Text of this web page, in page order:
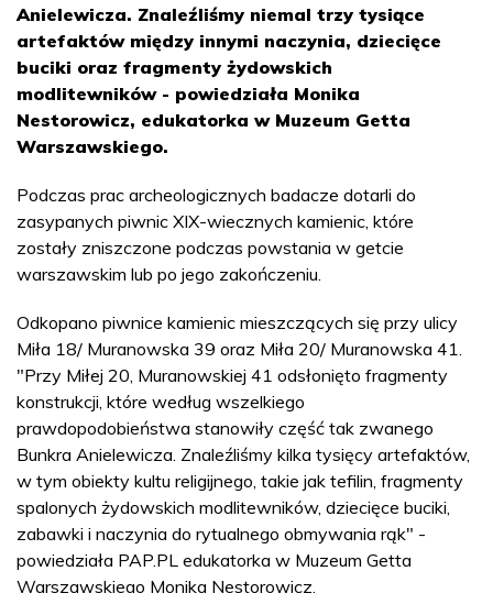
Anielewicza. Znaleźliśmy niemal trzy tysiące
artefaktów między innymi naczynia, dziecięce
buciki oraz fragmenty żydowskich
modlitewników - powiedziała Monika
Nestorowicz, edukatorka w Muzeum Getta
Warszawskiego.
Podczas prac archeologicznych badacze dotarli do
zasypanych piwnic XIX-wiecznych kamienic, które
zostały zniszczone podczas powstania w getcie
warszawskim lub po jego zakończeniu.
Odkopano piwnice kamienic mieszczących się przy ulicy
Miła 18/ Muranowska 39 oraz Miła 20/ Muranowska 41.
"Przy Miłej 20, Muranowskiej 41 odsłonięto fragmenty
konstrukcji, które według wszelkiego
prawdopodobieństwa stanowiły część tak zwanego
Bunkra Anielewicza. Znaleźliśmy kilka tysięcy artefaktów,
w tym obiekty kultu religijnego, takie jak tefilin, fragmenty
spalonych żydowskich modlitewników, dziecięce buciki,
zabawki i naczynia do rytualnego obmywania rąk" -
powiedziała PAP.PL edukatorka w Muzeum Getta
Warszawskiego Monika Nestorowicz.